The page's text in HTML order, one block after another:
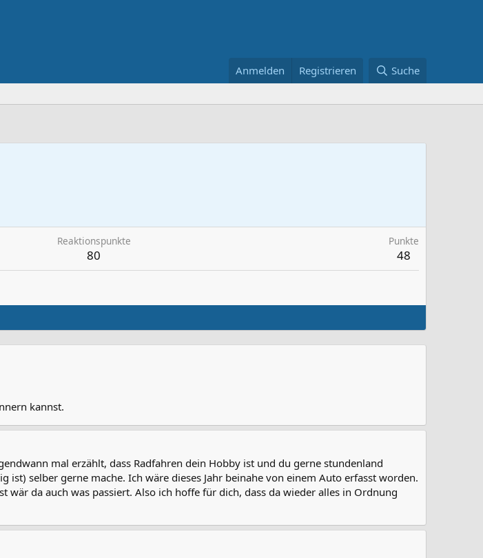
Anmelden Registrieren Suche
Reaktionspunkte
80
Punkte
48
kannst.
mal erzählt, dass Radfahren dein Hobby ist und du gerne stundenland
selber gerne mache. Ich wäre dieses Jahr beinahe von einem Auto erfasst worden.
da auch was passiert. Also ich hoffe für dich, dass da wieder alles in Ordnung